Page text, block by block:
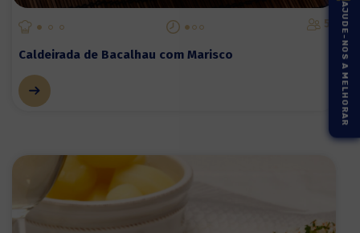
5
Caldeirada de Bacalhau com Marisco AJUDE-NOS A MELHORAR